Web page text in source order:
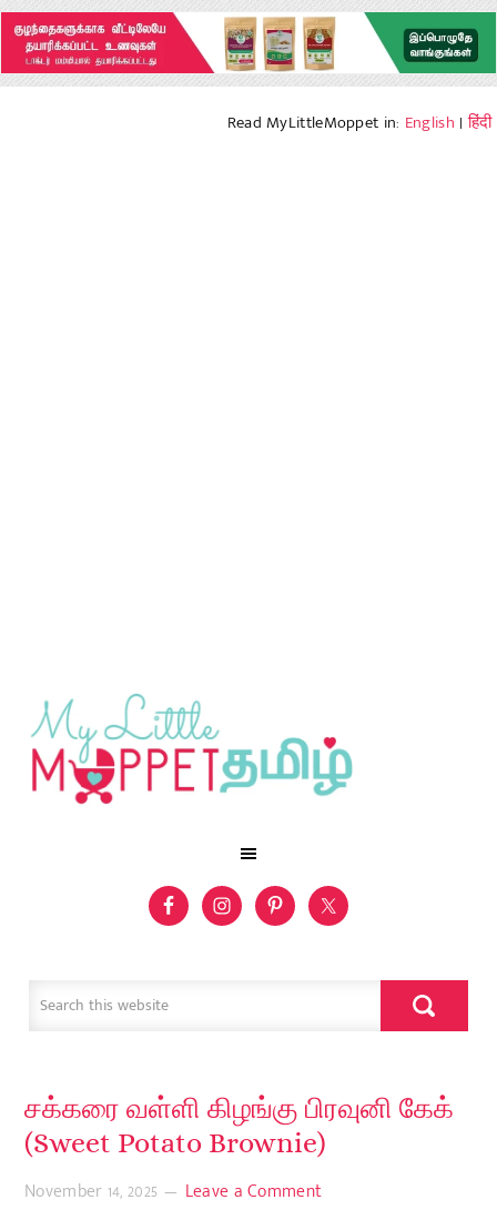
Read MyLittleMoppet in: English |हिंदी
சக்கரை வள்ளி கிழங்கு பிரவுனி கேக்
(Sweet Potato Brownie)
November 14, 2025 Leave a Comment